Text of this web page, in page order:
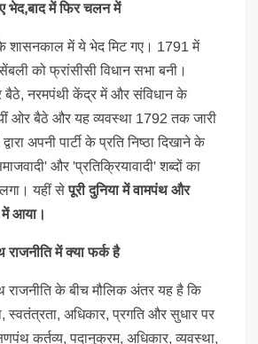
भेद,बाद में फिर चलन में
के शासनकाल में ये भेद मिट गए। 1791 में
को फ्रांसीसी विधान सभा बनी।
बैठे, नरमपंथी केंद्र में और संविधान के
ओर बैठे और यह व्यवस्था 1792 तक जारी
अपनी पार्टी के प्रति निष्ठा दिखाने के
और 'प्रतिक्रियावादी' शब्दों का
लगा। यहीं सेपूरी दुनिया में वामपंथ और
में आया।
राजनीति में क्या फर्क है
राजनीति के बीच मौलिक अंतर यह है कि
स्वतंत्रता, अधिकार, प्रगति और सुधार पर
कर्तव्य, पदानुक्रम, अधिकार, व्यवस्था,